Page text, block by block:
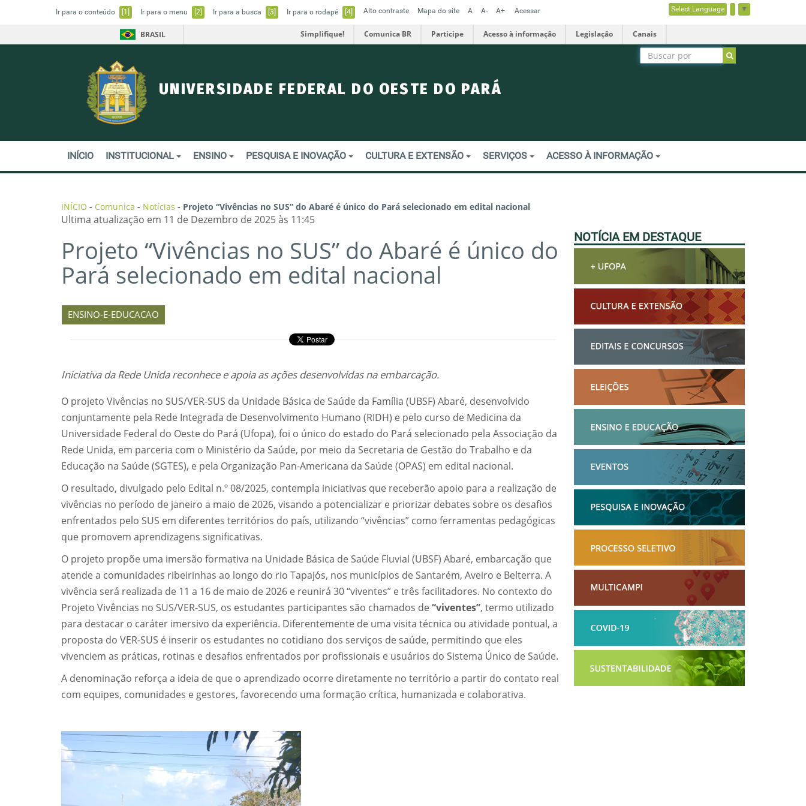
Ir para o conteúdo [1] Ir para o menu [2] Ir para a busca [3] Ir para o rodapé [4] Alto contraste Mapa do site A A- A+ Acessar Select Language ▼
BRASIL Simplifique! Comunica BR Participe Acesso à informação Legislação Canais
UNIVERSIDADE FEDERAL DO OESTE DO PARÁ
INÍCIO INSTITUCIONAL ENSINO PESQUISA E INOVAÇÃO CULTURA E EXTENSÃO SERVIÇOS ACESSO À INFORMAÇÃO
INÍCIO - Comunica - Notícias - Projeto “Vivências no SUS” do Abaré é único do Pará selecionado em edital nacional
Ultima atualização em 11 de Dezembro de 2025 às 11:45
Projeto “Vivências no SUS” do Abaré é único do
Pará selecionado em edital nacional
ENSINO-E-EDUCACAO
Iniciativa da Rede Unida reconhece e apoia as ações desenvolvidas na embarcação.
O projeto Vivências no SUS/VER-SUS da Unidade Básica de Saúde da Família (UBSF) Abaré, desenvolvido
conjuntamente pela Rede Integrada de Desenvolvimento Humano (RIDH) e pelo curso de Medicina da
Universidade Federal do Oeste do Pará (Ufopa), foi o único do estado do Pará selecionado pela Associação da
Rede Unida, em parceria com o Ministério da Saúde, por meio da Secretaria de Gestão do Trabalho e da
Educação na Saúde (SGTES), e pela Organização Pan-Americana da Saúde (OPAS) em edital nacional.
O resultado, divulgado pelo Edital n.º 08/2025, contempla iniciativas que receberão apoio para a realização de
vivências no período de janeiro a maio de 2026, visando a potencializar e priorizar debates sobre os desafios
enfrentados pelo SUS em diferentes territórios do país, utilizando “vivências” como ferramentas pedagógicas
que promovem aprendizagens significativas.
O projeto propõe uma imersão formativa na Unidade Básica de Saúde Fluvial (UBSF) Abaré, embarcação que
atende a comunidades ribeirinhas ao longo do rio Tapajós, nos municípios de Santarém, Aveiro e Belterra. A
vivência será realizada de 11 a 16 de maio de 2026 e reunirá 30 “viventes” e três facilitadores. No contexto do
Projeto Vivências no SUS/VER-SUS, os estudantes participantes são chamados de “viventes”, termo utilizado
para destacar o caráter imersivo da experiência. Diferentemente de uma visita técnica ou atividade pontual, a
proposta do VER-SUS é inserir os estudantes no cotidiano dos serviços de saúde, permitindo que eles
vivenciem as práticas, rotinas e desafios enfrentados por profissionais e usuários do Sistema Único de Saúde.
A denominação reforça a ideia de que o aprendizado ocorre diretamente no território a partir do contato real
com equipes, comunidades e gestores, favorecendo uma formação crítica, humanizada e colaborativa.
NOTÍCIA EM DESTAQUE